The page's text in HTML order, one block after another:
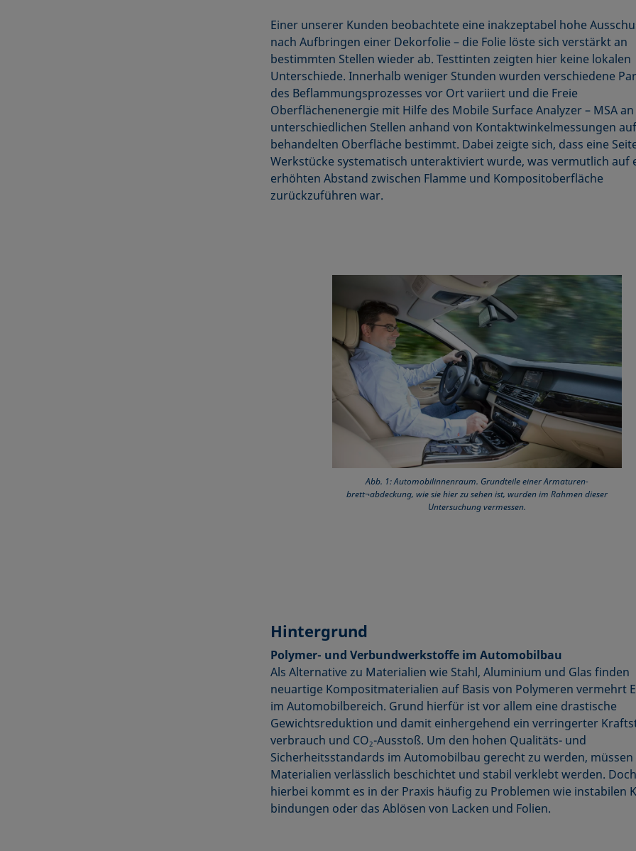
Einer unserer Kunden beobachtete eine inakzeptabel hohe
nach Aufbringen einer Dekorfolie – die Folie löste sich verstärkt an
bestimmten Stellen wieder ab. Testtinten zeigten hier keine lokalen
Unterschiede. Innerhalb weniger Stunden wurden verschiedene
des Beflammungsprozesses vor Ort variiert und die Freie
Oberflächenenergie mit Hilfe des Mobile Surface Analyzer – MSA an
unterschiedlichen Stellen anhand von Kontaktwinkelmessungen
behandelten Oberfläche bestimmt. Dabei zeigte sich, dass eine
Werkstücke systematisch unteraktiviert wurde, was vermutlich auf
erhöhten Abstand zwischen Flamme und Kompositoberfläche
zurückzuführen war.
Abb. 1: Automobilinnenraum. Grundteile einer Armaturen-
brett¬abdeckung, wie sie hier zu sehen ist, wurden im Rahmen dieser
Untersuchung vermessen.
Hintergrund
Polymer- und Verbundwerkstoffe im Automobilbau
Als Alternative zu Materialien wie Stahl, Aluminium und Glas finden
neuartige Kompositmaterialien auf Basis von Polymeren vermehrt
im Automobilbereich. Grund hierfür ist vor allem eine drastische
Gewichtsreduktion und damit einhergehend ein verringerter
verbrauch und CO2-Ausstoß. Um den hohen Qualitäts- und
Sicherheitsstandards im Automobilbau gerecht zu werden, müssen
Materialien verlässlich beschichtet und stabil verklebt werden.
hierbei kommt es in der Praxis häufig zu Problemen wie instabilen
bindungen oder das Ablösen von Lacken und Folien.